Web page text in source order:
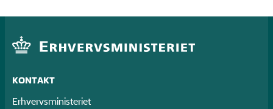
KONTAKT
Erhvervsministeriet